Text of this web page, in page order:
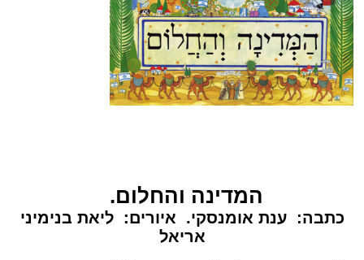
המדינה והחלום.
כתבה: ענת אומנסקי. איורים: ליאת בנימיני
אריאל